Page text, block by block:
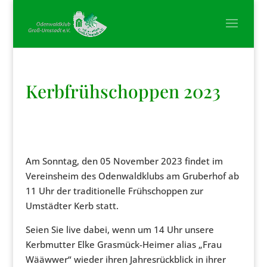
Kerbfrühschoppen 2023
Am Sonntag, den 05 November 2023 findet im
Vereinsheim des Odenwaldklubs am Gruberhof ab
11 Uhr der traditionelle Frühschoppen zur
Umstädter Kerb statt.
Seien Sie live dabei, wenn um 14 Uhr unsere
Kerbmutter Elke Grasmück-Heimer alias „Frau
Wääwwer“ wieder ihren Jahresrückblick in ihrer